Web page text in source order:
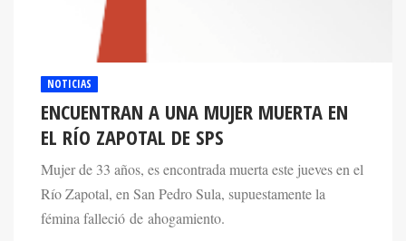
NOTICIAS
ENCUENTRAN A UNA MUJER MUERTA EN
EL RÍO ZAPOTAL DE SPS
Mujer de 33 años, es encontrada muerta este jueves en el
Río Zapotal, en San Pedro Sula, supuestamente la
fémina falleció de ahogamiento.